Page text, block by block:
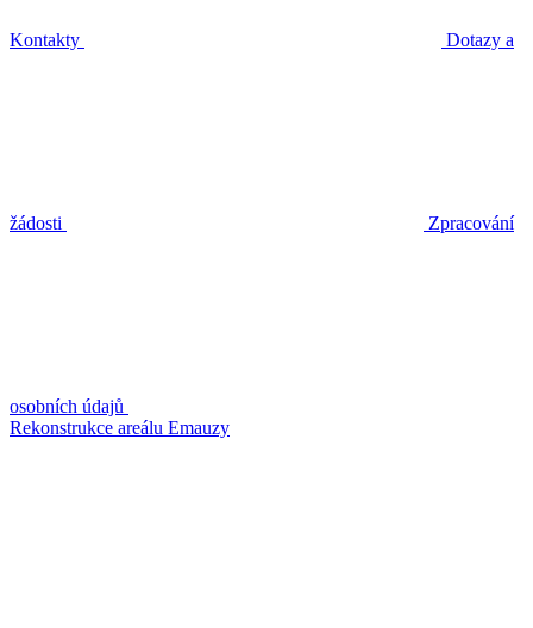
Kontakty Dotazy a
žádosti Zpracování
osobních údajů
Rekonstrukce areálu Emauzy